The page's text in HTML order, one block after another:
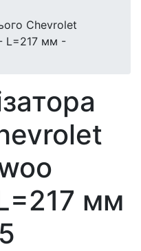
Chevrolet
L=217 мм -
мм